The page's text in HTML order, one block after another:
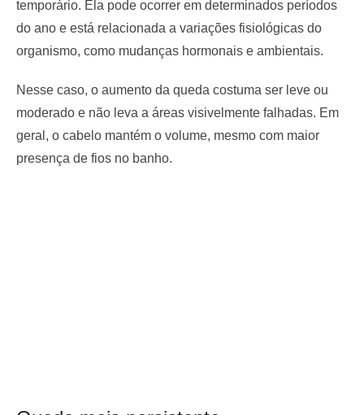
temporário. Ela pode ocorrer em determinados períodos
do ano e está relacionada a variações fisiológicas do
organismo, como mudanças hormonais e ambientais.
Nesse caso, o aumento da queda costuma ser leve ou
moderado e não leva a áreas visivelmente falhadas. Em
geral, o cabelo mantém o volume, mesmo com maior
presença de fios no banho.